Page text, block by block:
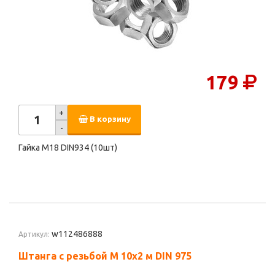
179
+
-
В корзину
Гайка М18 DIN934 (10шт)
Артикул: w112486888
Штанга с резьбой M 10х2 м DIN 975